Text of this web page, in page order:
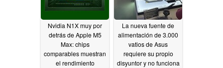
Nvidia N1X muy por
detrás de Apple M5
Max: chips
comparables muestran
el rendimiento
La nueva fuente de
alimentación de 3.000
vatios de Asus
requiere su propio
disyuntor y no funciona